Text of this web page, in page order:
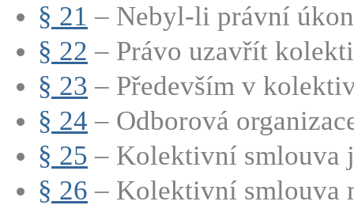
§ 21 – Nebyl-li právní
§ 22 – Právo uzavřít
§ 23 – Především v
§ 24 – Odborová
§ 25 – Kolektivní smlouva
§ 26 – Kolektivní smlouva